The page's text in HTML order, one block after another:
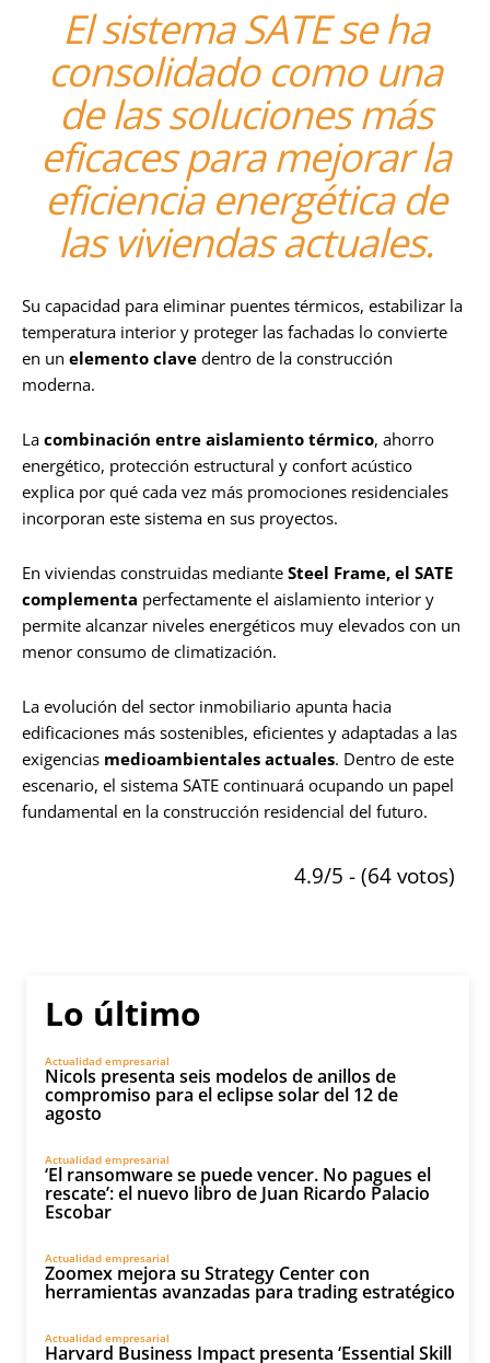
El sistema SATE se ha
consolidado como una
de las soluciones más
eficaces para mejorar la
eficiencia energética de
las viviendas actuales.
Su capacidad para eliminar puentes térmicos, estabilizar la
temperatura interior y proteger las fachadas lo convierte
en un elemento clave dentro de la construcción
moderna.
La combinación entre aislamiento térmico, ahorro
energético, protección estructural y confort acústico
explica por qué cada vez más promociones residenciales
incorporan este sistema en sus proyectos.
En viviendas construidas mediante Steel Frame, el SATE
complementa perfectamente el aislamiento interior y
permite alcanzar niveles energéticos muy elevados con un
menor consumo de climatización.
La evolución del sector inmobiliario apunta hacia
edificaciones más sostenibles, eficientes y adaptadas a las
exigencias medioambientales actuales. Dentro de este
escenario, el sistema SATE continuará ocupando un papel
fundamental en la construcción residencial del futuro.
4.9/5 - (64 votos)
Lo último
Actualidad empresarial
Nicols presenta seis modelos de anillos de
compromiso para el eclipse solar del 12 de
agosto
Actualidad empresarial
‘El ransomware se puede vencer. No pagues el
rescate’: el nuevo libro de Juan Ricardo Palacio
Escobar
Actualidad empresarial
Zoomex mejora su Strategy Center con
herramientas avanzadas para trading estratégico
Actualidad empresarial
Harvard Business Impact presenta ‘Essential Skill